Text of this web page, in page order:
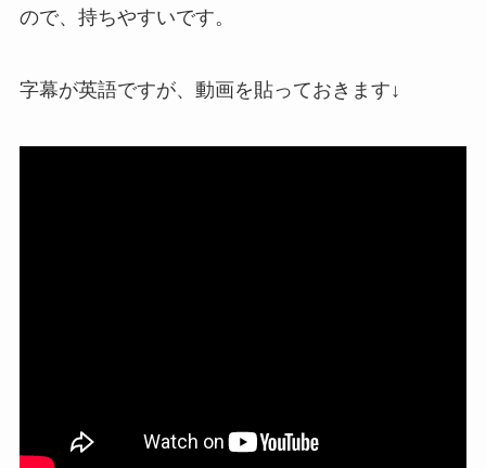
ので、持ちやすいです。
字幕が英語ですが、動画を貼っておきます↓